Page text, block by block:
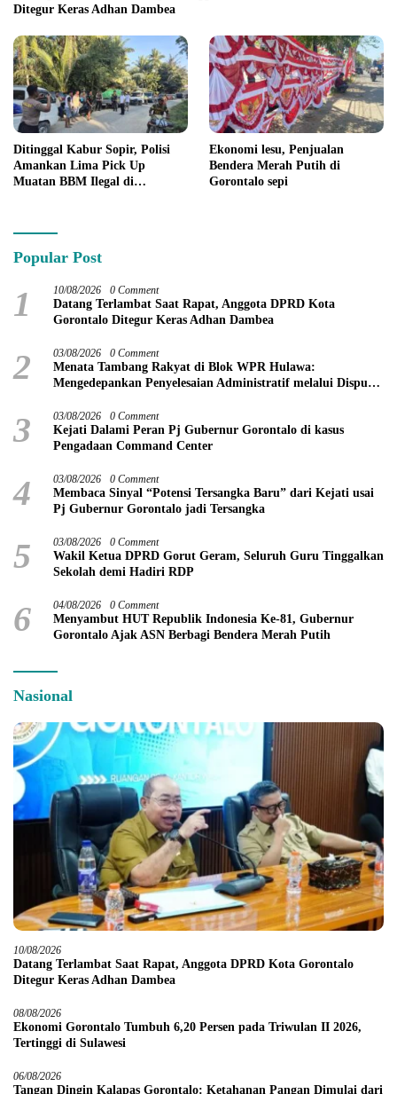
Ditegur Keras Adhan Dambea
Ditinggal Kabur Sopir, Polisi
Amankan Lima Pick Up
Muatan BBM Ilegal di
Ekonomi lesu, Penjualan
Bendera Merah Putih di
Gorontalo sepi
Popular Post
1 10/08/2026 0 Comment
Datang Terlambat Saat Rapat, Anggota DPRD Kota
Gorontalo Ditegur Keras Adhan Dambea
2 03/08/2026 0 Comment
Menata Tambang Rakyat di Blok WPR Hulawa:
Mengedepankan Penyelesaian Administratif melalui Dispute
3 03/08/2026 0 Comment
Kejati Dalami Peran Pj Gubernur Gorontalo di kasus
Pengadaan Command Center
4 03/08/2026 0 Comment
Membaca Sinyal “Potensi Tersangka Baru” dari Kejati usai
Pj Gubernur Gorontalo jadi Tersangka
5 03/08/2026 0 Comment
Wakil Ketua DPRD Gorut Geram, Seluruh Guru Tinggalkan
Sekolah demi Hadiri RDP
6 04/08/2026 0 Comment
Menyambut HUT Republik Indonesia Ke-81, Gubernur
Gorontalo Ajak ASN Berbagi Bendera Merah Putih
Nasional
10/08/2026
Datang Terlambat Saat Rapat, Anggota DPRD Kota Gorontalo
Ditegur Keras Adhan Dambea
08/08/2026
Ekonomi Gorontalo Tumbuh 6,20 Persen pada Triwulan II 2026,
Tertinggi di Sulawesi
06/08/2026
Tangan Dingin Kalapas Gorontalo: Ketahanan Pangan Dimulai dari